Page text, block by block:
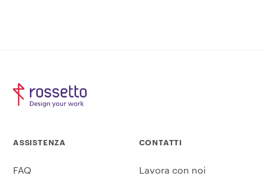
ASSISTENZA
FAQ
CONTATTI
Lavora con noi